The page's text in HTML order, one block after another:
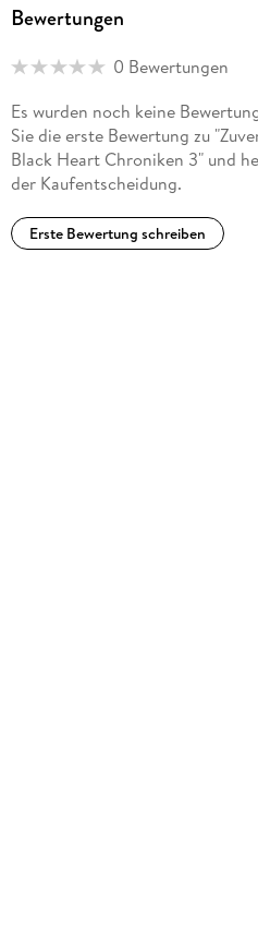
Bewertungen
0 Bewertungen
Es wurden noch keine
Sie die erste Bewertung zu
Black Heart Chroniken 3" und
der Kaufentscheidung.
Erste Bewertung schreiben